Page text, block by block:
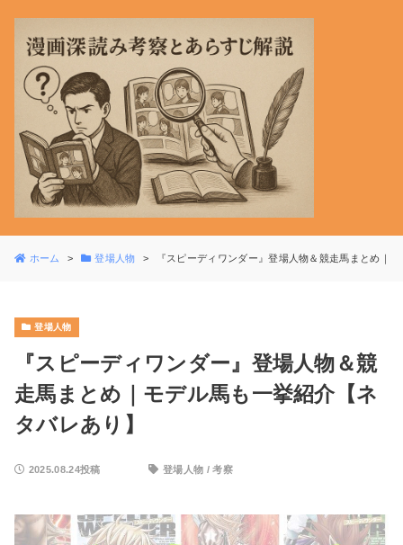
ホーム 登場人物 『スピーディワンダー』登場人物＆競走馬まとめ｜
登場人物
『スピーディワンダー』登場人物＆競
走馬まとめ｜モデル馬も一挙紹介【ネ
タバレあり】
2025.08.24投稿 登場人物 /考察